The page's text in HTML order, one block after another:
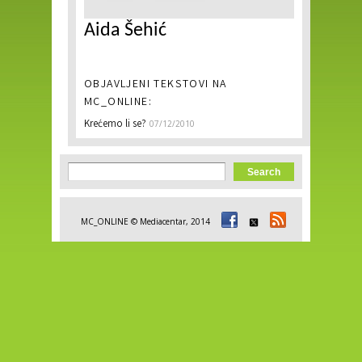
Aida Šehić
OBJAVLJENI TEKSTOVI NA
MC_ONLINE:
Krećemo li se? 07/12/2010
Search form
Search
MC_ONLINE © Mediacentar, 2014